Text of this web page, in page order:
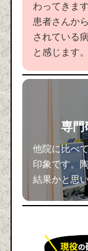
わってきます
患者さんか
されている
と感じます。
専門
他院に比べ
印象です。
結果かと思